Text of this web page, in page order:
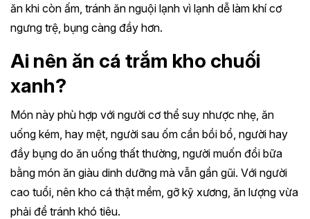
ăn khi còn ấm, tránh ăn nguội lạnh vì lạnh dễ làm khí cơ
ngưng trệ, bụng càng đầy hơn.
Ai nên ăn cá trắm kho chuối
xanh?
Món này phù hợp với người cơ thể suy nhược nhẹ, ăn
uống kém, hay mệt, người sau ốm cần bồi bổ, người hay
đầy bụng do ăn uống thất thường, người muốn đổi bữa
bằng món ăn giàu dinh dưỡng mà vẫn gần gũi. Với người
cao tuổi, nên kho cá thật mềm, gỡ kỹ xương, ăn lượng vừa
phải để tránh khó tiêu.